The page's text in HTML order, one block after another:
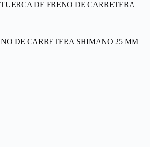
TUERCA DE FRENO DE CARRETERA